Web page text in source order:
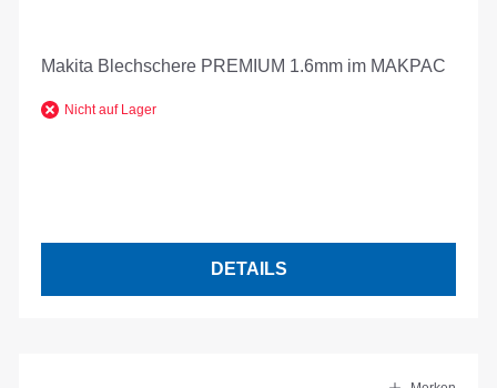
Makita Blechschere PREMIUM 1.6mm im MAKPAC
Nicht auf Lager
DETAILS